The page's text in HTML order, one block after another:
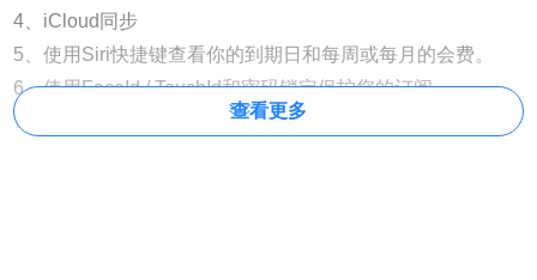
4、iCloud同步
5、使用Siri快捷键查看你的到期日和每周或每月的会费。
6、使用FaceId / TouchId和密码锁定保护您的订阅
7、绚丽多彩的用户界面，设有明暗模式。
查看更多